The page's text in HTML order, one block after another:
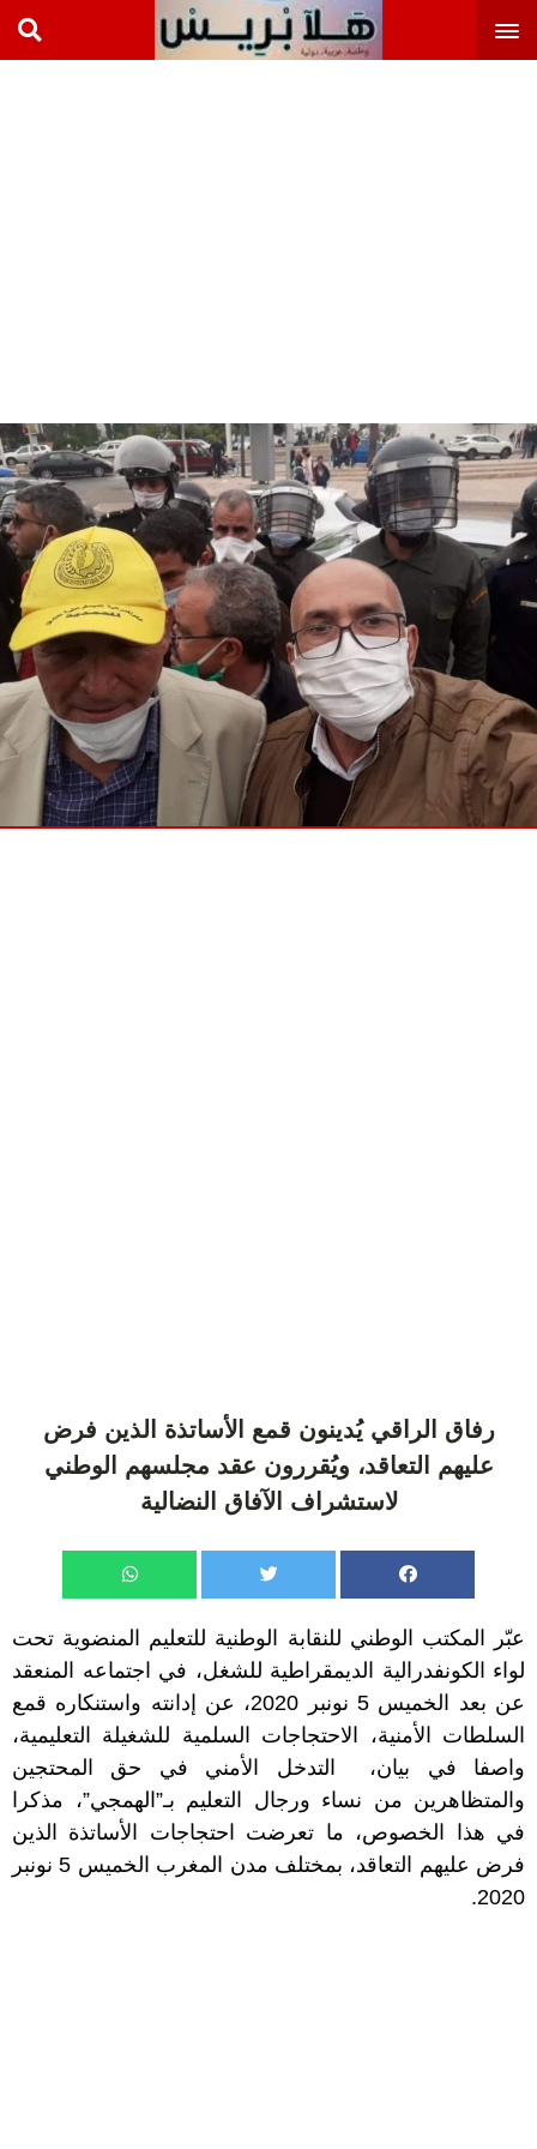
رفاق الراقي يُدينون قمع الأساتذة الذين فرض
عليهم التعاقد، ويُقررون عقد مجلسهم الوطني
لاستشراف الآفاق النضالية
عبّر المكتب الوطني للنقابة الوطنية للتعليم المنضوية تحت
لواء الكونفدرالية الديمقراطية للشغل، في اجتماعه المنعقد
عن بعد الخميس 5 نونبر 2020، عن إدانته واستنكاره قمع
السلطات الأمنية، الاحتجاجات السلمية للشغيلة التعليمية،
واصفا في بيان، التدخل الأمني في حق المحتجين
والمتظاهرين من نساء ورجال التعليم بـ”الهمجي”، مذكرا
في هذا الخصوص، ما تعرضت احتجاجات الأساتذة الذين
فرض عليهم التعاقد، بمختلف مدن المغرب الخميس 5 نونبر
2020.